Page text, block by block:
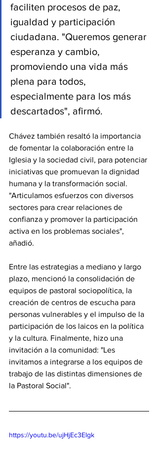
faciliten procesos de paz,
igualdad y participación
ciudadana. "Queremos generar
esperanza y cambio,
promoviendo una vida más
plena para todos,
especialmente para los más
descartados", afirmó.
Chávez también resaltó la importancia
de fomentar la colaboración entre la
Iglesia y la sociedad civil, para potenciar
iniciativas que promuevan la dignidad
humana y la transformación social.
"Articulamos esfuerzos con diversos
sectores para crear relaciones de
confianza y promover la participación
activa en los problemas sociales",
añadió.
Entre las estrategias a mediano y largo
plazo, mencionó la consolidación de
equipos de pastoral sociopolítica, la
creación de centros de escucha para
personas vulnerables y el impulso de la
participación de los laicos en la política
y la cultura. Finalmente, hizo una
invitación a la comunidad: "Les
invitamos a integrarse a los equipos de
trabajo de las distintas dimensiones de
la Pastoral Social".
https://youtu.be/ujHjEc3Elgk